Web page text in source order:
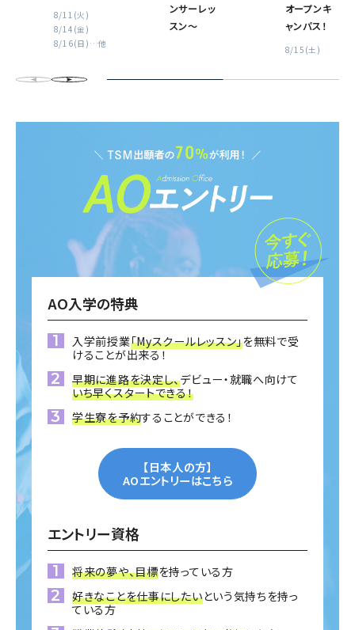
8/11(火)
8/14(金)
8/16(日) …他
ンサーレッ
スン〜
オープンキ
ャンパス！
8/15(土)
AO入学の特典
入学前授業「Myスクールレッスン」を無料で受
けることが出来る！
早期に進路を決定し、デビュー・就職へ向けて
いち早くスタートできる！
学生寮を予約することができる！
【日本人の方】
AOエントリーはこちら
エントリー資格
将来の夢や、目標を持っている方
好きなことを仕事にしたいという気持ちを持っ
ている方